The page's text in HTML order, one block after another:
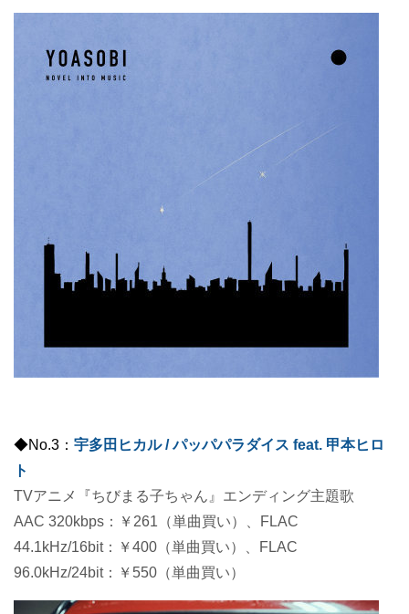
◆No.3： 宇多田ヒカル / パッパパラダイス feat. 甲本ヒロ
ト
TVアニメ『ちびまる子ちゃん』エンディング主題歌
AAC 320kbps：￥261（単曲買い）、FLAC
44.1kHz/16bit：￥400（単曲買い）、FLAC
96.0kHz/24bit：￥550（単曲買い）